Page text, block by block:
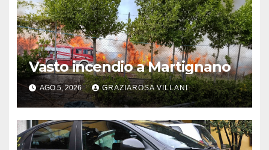
Vasto incendio a Martignano
AGO 5, 2026 GRAZIAROSA VILLANI